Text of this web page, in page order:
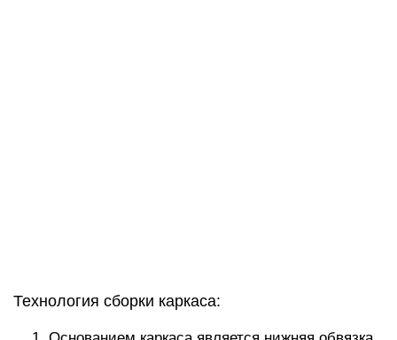
Технология сборки каркаса: